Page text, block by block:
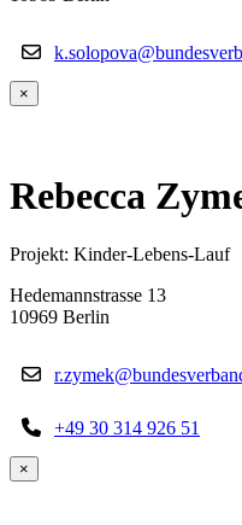
×
Rebecca
Projekt: Kinder-Lebens-Lauf
Hedemannstrasse 13
10969 Berlin
+49 30 314 926 51
×